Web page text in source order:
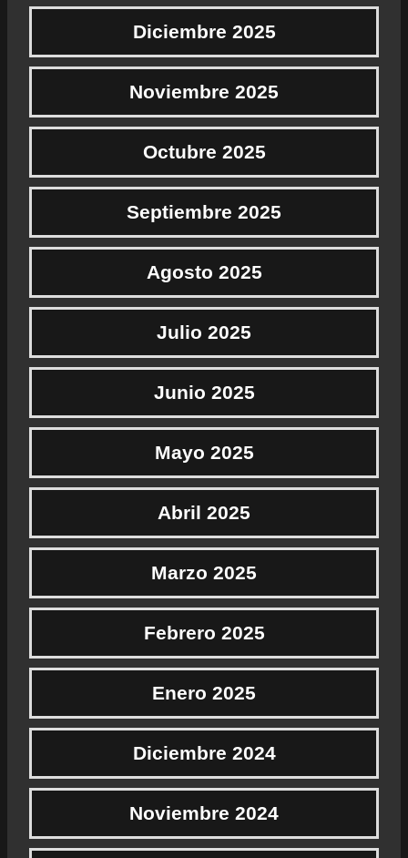
Diciembre 2025
Noviembre 2025
Octubre 2025
Septiembre 2025
Agosto 2025
Julio 2025
Junio 2025
Mayo 2025
Abril 2025
Marzo 2025
Febrero 2025
Enero 2025
Diciembre 2024
Noviembre 2024